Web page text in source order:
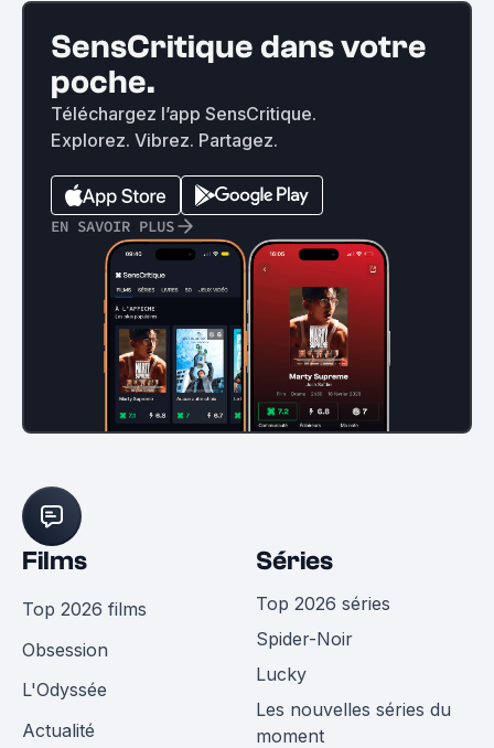
SensCritique dans votre
poche.
Téléchargez l’app SensCritique.
Explorez. Vibrez. Partagez.
EN SAVOIR PLUS
Films
Top 2026 films
Obsession
L'Odyssée
Actualité
Séries
Top 2026 séries
Spider-Noir
Lucky
Les nouvelles séries du
moment